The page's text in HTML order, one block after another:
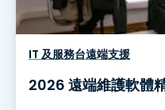
IT 及服務台遠端支援
2026 遠端維護軟體